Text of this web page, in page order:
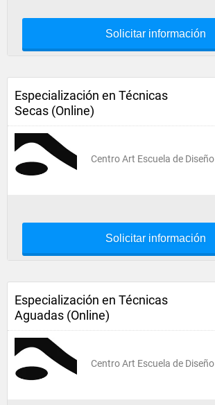
Solicitar información
Especialización en Técnicas
Secas (Online)
Centro Art Escuela de Diseño
Solicitar información
Especialización en Técnicas
Aguadas (Online)
Centro Art Escuela de Diseño